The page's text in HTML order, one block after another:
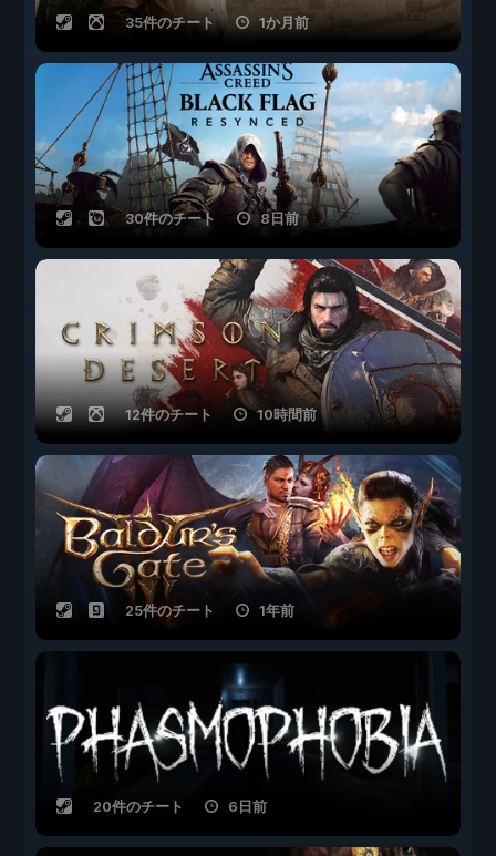
35件のチート 1か月前
30件のチート 8日前
12件のチート 10時間前
25件のチート 1年前
20件のチート 6日前